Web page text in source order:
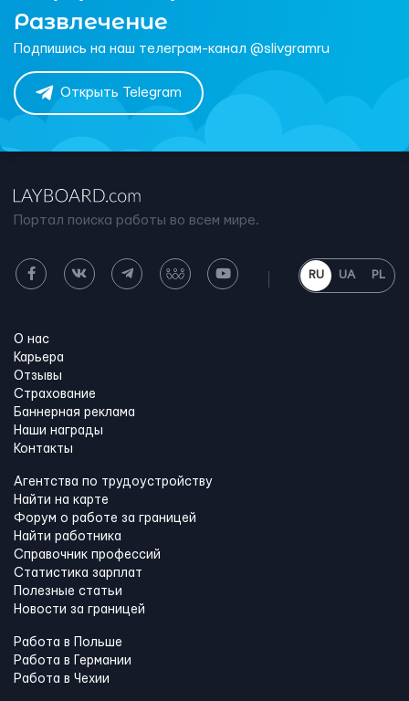
Развлечение
Подпишись на наш телеграм-канал @slivgramru
Открыть Telegram
Портал поиска работы во всем мире.
RU UA PL
О нас
Карьера
Отзывы
Страхование
Баннерная реклама
Наши награды
Контакты
Агентства по трудоустройству
Найти на карте
Форум о работе за границей
Найти работника
Справочник профессий
Статистика зарплат
Полезные статьи
Новости за границей
Работа в Польше
Работа в Германии
Работа в Чехии